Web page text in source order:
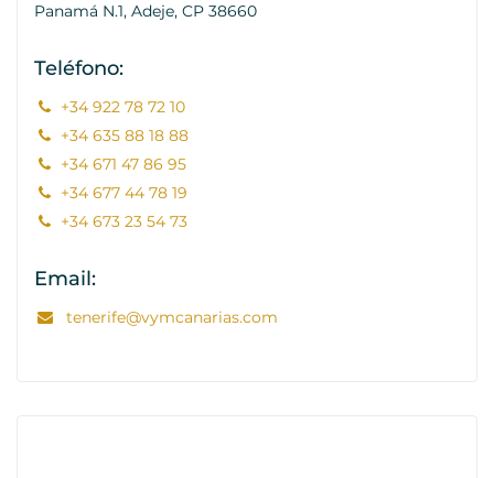
Panamá N.1, Adeje, CP 38660
Teléfono:
+34 922 78 72 10
+34 635 88 18 88
+34 671 47 86 95
+34 677 44 78 19
+34 673 23 54 73
Email:
tenerife@vymcanarias.com